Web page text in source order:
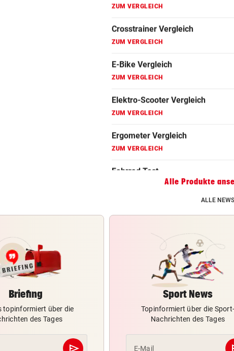
Fahrrad Test
Fahrradanhänger Vergleich
Faszienrolle Vergleich
Hoverboard Vergleich
Kinderfahrrad Vergleich
Alle Produkte
ALLE
Briefing
topinformiert über die
des Tages
Sport News
Topinformiert über die Sport-
Nachrichten des Tages
E-Mail